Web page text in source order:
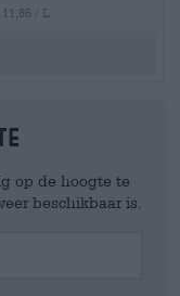
/ L
op de hoogte te
beschikbaar is.